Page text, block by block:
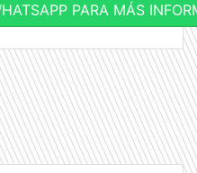
PARA MÁS